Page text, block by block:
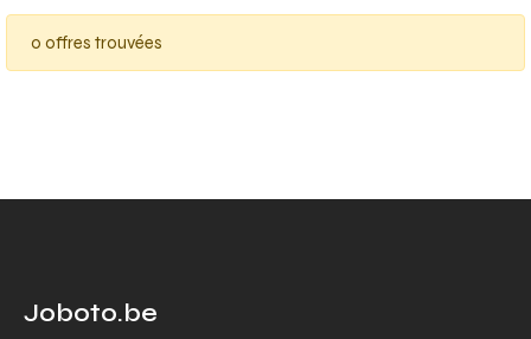
0 offres trouvées
Joboto.be